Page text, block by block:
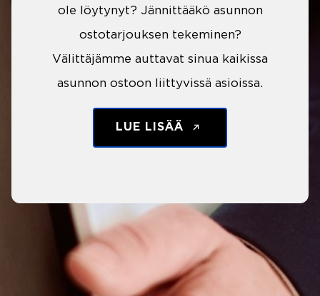
ole löytynyt? Jännittääkö asunnon
ostotarjouksen tekeminen?
Välittäjämme auttavat sinua kaikissa
asunnon ostoon liittyvissä asioissa.
LUE LISÄÄ